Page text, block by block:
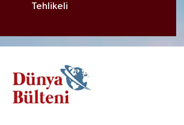
Tehlikeli